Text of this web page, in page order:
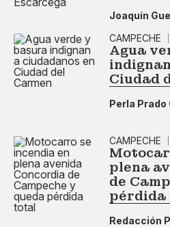
Joaquín
CAMPECHE
Agua
Ciudad
Perla Prado
CAMPECHE
plena
de
Redacción